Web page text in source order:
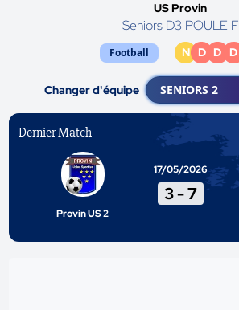
US Provin
Seniors D3 POULE F
Football N D D D
Changer d'équipe
Dernier Match
Provin US 2
17/05/2026
3-7